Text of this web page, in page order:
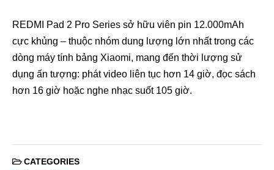
REDMI Pad 2 Pro Series sở hữu viên pin 12.000mAh
cực khủng – thuộc nhóm dung lượng lớn nhất trong các
dòng máy tính bảng Xiaomi, mang đến thời lượng sử
dụng ấn tượng: phát video liên tục hơn 14 giờ, đọc sách
hơn 16 giờ hoặc nghe nhạc suốt 105 giờ.
CATEGORIES